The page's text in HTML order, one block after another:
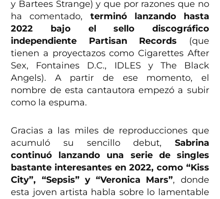
y Bartees Strange) y que por razones que no
ha comentado, terminó lanzando hasta
2022 bajo el sello discográfico
independiente Partisan Records (que
tienen a proyectazos como Cigarettes After
Sex, Fontaines D.C., IDLES y The Black
Angels). A partir de ese momento, el
nombre de esta cantautora empezó a subir
como la espuma.
Gracias a las miles de reproducciones que
acumuló su sencillo debut, Sabrina
continuó lanzando una serie de singles
bastante interesantes en 2022, como “Kiss
City”, “Sepsis” y “Veronica Mars”, donde
esta joven artista habla sobre lo lamentable